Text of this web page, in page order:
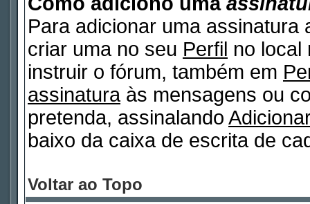
Para adicionar uma
criar uma no seu Perfil no local
instruir o fórum, também em
assinaturaàs mensagens ou
pretenda, assinalando
baixo da caixa de escrita de
Voltar ao Topo